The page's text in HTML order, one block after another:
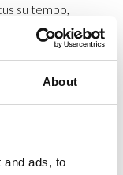
About
and ads, to
su tempo,
materia
e
organica.